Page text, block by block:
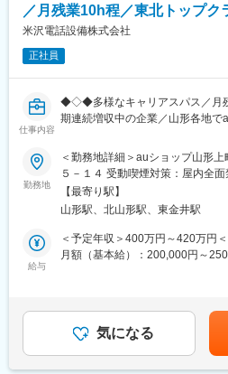
す。誠実・丁寧な接客で自然と成
■仕事の魅力：
長く安心してご勤務頂ける社風が
の笑顔がお客様をえがおにする」
・新入社員のOJTにおいて年齢の
るビッグブラザー制度を取り入れ
・新しいカーライフのご提案、お
後の車検や点検・メンテナンスな
お客様お一人お一人と心を通わせ
やりがいを感じていただけます。
・中途入社者も多く、未経験でも
とができます。
／月残業10h程／東北トップク
米沢電話設備株式会社
正社員
仕事内容
◆◇◆多様なキャリアスパス／月
期連続増収中の企業／山形各地で
■職務内容：
・新規加入・機種変更のご案内
・端末の操作説明
・彫金プラン・登録情報の変更や
■入社後の研修：
入社後３～5日間の座学研修（企
また、現在活躍している社員のほ
り、前職では建設業、接客業、警
ますので、未経験からでも安心
勤務地
＜勤務地詳細＞auショップ山形
５－１４ 受動喫煙対策：屋内全
事業所
【最寄り駅】
山形駅、北山形駅、東金井駅
給与
＜予定年収＞400万円～420万円
月額（基本給）：200,000円～
給40万円＋賞与（経験6年）賃金
り、選考を通じて上下する可能性
気になる